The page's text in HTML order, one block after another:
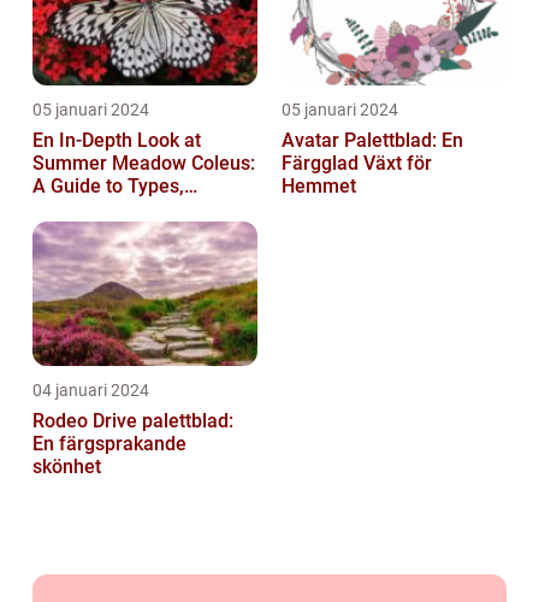
05 januari 2024
En In-Depth Look at
Summer Meadow Coleus:
A Guide to Types,
Historical Signific...
05 januari 2024
Avatar Palettblad: En
Färgglad Växt för
Hemmet
04 januari 2024
Rodeo Drive palettblad:
En färgsprakande
skönhet